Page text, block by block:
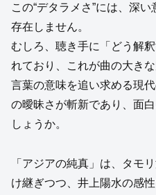
この“デタラメさ”には、深
存在しません。
むしろ、聴き手に「どう解
れており、これが曲の大き
言葉の意味を追い求める現
の曖昧さが斬新であり、面
しょうか。
「アジアの純真」は、タモ
け継ぎつつ、井上陽水の感